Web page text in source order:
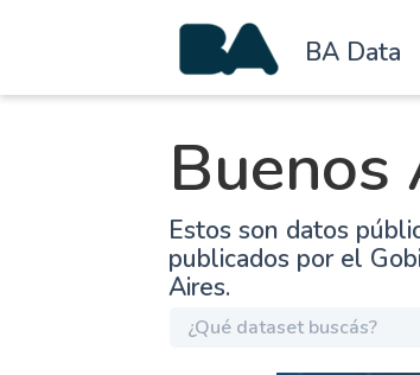
BA Data
Buenos
Estos son datos
publicados por el
Aires.